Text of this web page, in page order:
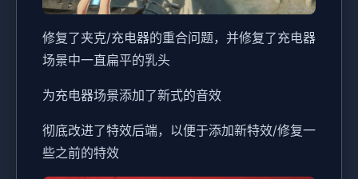
修复了夹克/充电器的重合问题，并修复了充电器
场景中一直扁平的乳头
为充电器场景添加了新式的音效
彻底改进了特效后端，以便于添加新特效/修复一
些之前的特效